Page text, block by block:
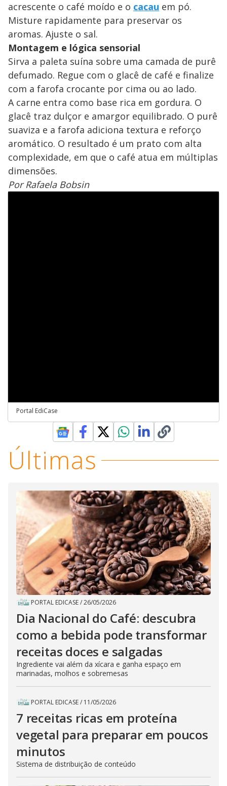
acrescente o café moído e o cacau em pó.
Misture rapidamente para preservar os
aromas. Ajuste o sal.
Montagem e lógica sensorial
Sirva a paleta suína sobre uma camada de purê
defumado. Regue com o glacê de café e finalize
com a farofa crocante por cima ou ao lado.
A carne entra como base rica em gordura. O
glacê traz dulçor e amargor equilibrado. O purê
suaviza e a farofa adiciona textura e reforço
aromático. O resultado é um prato com alta
complexidade, em que o café atua em múltiplas
dimensões.
Por Rafaela Bobsin
Portal EdiCase
Últimas
PORTAL EDICASE/26/05/2026
Dia Nacional do Café: descubra
como a bebida pode transformar
receitas doces e salgadas
Ingrediente vai além da xícara e ganha espaço em
marinadas, molhos e sobremesas
PORTAL EDICASE/ 11/05/2026
7 receitas ricas em proteína
vegetal para preparar em poucos
minutos
Sistema de distribuição de conteúdo